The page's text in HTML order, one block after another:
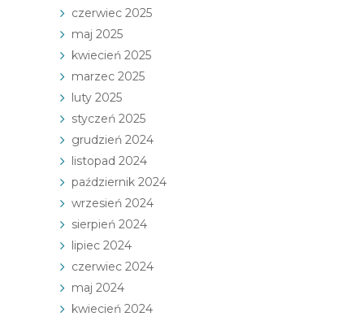
czerwiec 2025
maj 2025
kwiecień 2025
marzec 2025
luty 2025
styczeń 2025
grudzień 2024
listopad 2024
październik 2024
wrzesień 2024
sierpień 2024
lipiec 2024
czerwiec 2024
maj 2024
kwiecień 2024